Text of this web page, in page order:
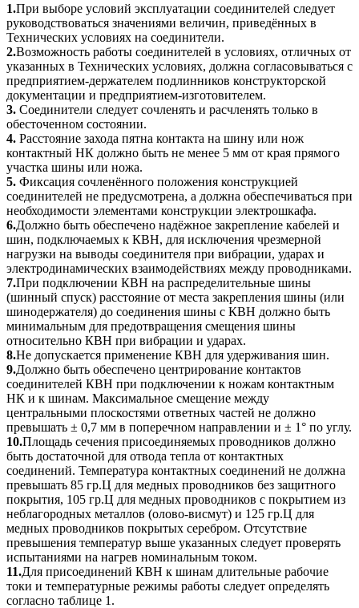
1.При выборе условий эксплуатации соединителей следует
руководствоваться значениями величин, приведённых в
Технических условиях на соединители.
2.Возможность работы соединителей в условиях, отличных от
указанных в Технических условиях, должна согласовываться с
предприятием-держателем подлинников конструкторской
документации и предприятием-изготовителем.
3. Соединители следует сочленять и расчленять только в
обесточенном состоянии.
4. Расстояние захода пятна контакта на шину или нож
контактный НК должно быть не менее 5 мм от края прямого
участка шины или ножа.
5. Фиксация сочленённого положения конструкцией
соединителей не предусмотрена, а должна обеспечиваться при
необходимости элементами конструкции электрошкафа.
6.Должно быть обеспечено надёжное закрепление кабелей и
шин, подключаемых к КВН, для исключения чрезмерной
нагрузки на выводы соединителя при вибрации, ударах и
электродинамических взаимодействиях между проводниками.
7.При подключении КВН на распределительные шины
(шинный спуск) расстояние от места закрепления шины (или
шинодержателя) до соединения шины с КВН должно быть
минимальным для предотвращения смещения шины
относительно КВН при вибрации и ударах.
8.Не допускается применение КВН для удерживания шин.
9.Должно быть обеспечено центрирование контактов
соединителей КВН при подключении к ножам контактным
НК и к шинам. Максимальное смещение между
центральными плоскостями ответных частей не должно
превышать ± 0,7 мм в поперечном направлении и ± 1° по углу.
10.Площадь сечения присоединяемых проводников должно
быть достаточной для отвода тепла от контактных
соединений. Температура контактных соединений не должна
превышать 85 гр.Ц для медных проводников без защитного
покрытия, 105 гр.Ц для медных проводников с покрытием из
неблагородных металлов (олово-висмут) и 125 гр.Ц для
медных проводников покрытых серебром. Отсутствие
превышения температур выше указанных следует проверять
испытаниями на нагрев номинальным током.
11.Для присоединений КВН к шинам длительные рабочие
токи и температурные режимы работы следует определять
согласно таблице 1.